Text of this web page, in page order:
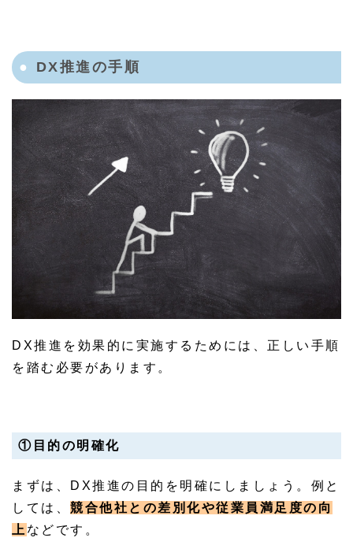
DX推進の手順
DX推進を効果的に実施するためには、正しい手順
を踏む必要があります。
①目的の明確化
まずは、DX推進の目的を明確にしましょう。例と
しては、 競合他社との差別化や従業員満足度の向
上 などです。